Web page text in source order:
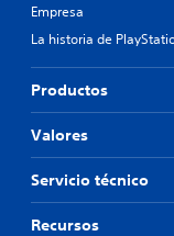
Empresa
La historia de
Productos
Valores
Servicio técnico
Recursos